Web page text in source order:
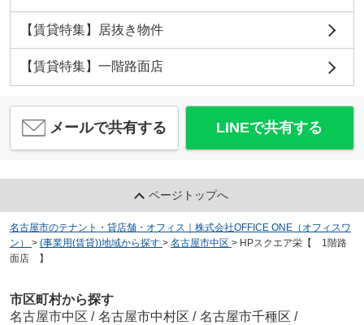
【賃貸特集】居抜き物件
【賃貸特集】一階路面店
メールで共有する LINEで共有する
ページトップへ
名古屋市のテナント・貸店舗・オフィス｜株式会社OFFICE ONE（オフィスワ
ン）
> (事業用(賃貸))地域から探す > 名古屋市中区 > HPスクエア栄【 1階路
面店 】
市区町村から探す
名古屋市中区 / 名古屋市中村区 / 名古屋市千種区 /